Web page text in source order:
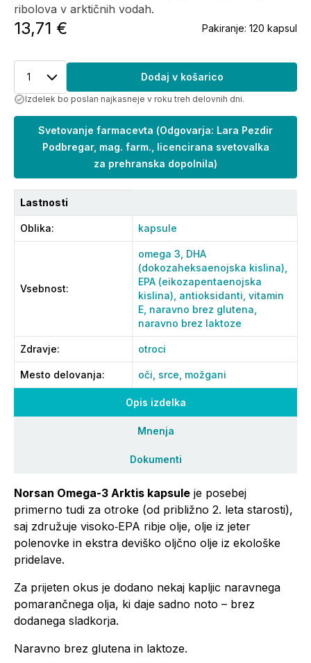
Opis izdelka
Mnenja
Dokumenti
Norsan Omega-3 Arktis kapsule je posebej
primerno tudi za otroke (od približno 2. leta starosti),
saj združuje visoko‑EPA ribje olje, olje iz jeter
polenovke in ekstra deviško oljčno olje iz ekološke
pridelave.
Za prijeten okus je dodano nekaj kapljic naravnega
pomarančnega olja, ki daje sadno noto – brez
dodanega sladkorja.
Naravno brez glutena in laktoze.
ribolova v arktičnih vodah.
13,71 € Pakiranje: 120 kapsul
1 Dodaj v košarico
Izdelek bo poslan najkasneje v roku treh delovnih dni.
Svetovanje farmacevta (Odgovarja: Lara Pezdir
Podbregar, mag. farm., licencirana svetovalka
za prehranska dopolnila)
Lastnosti
Oblika: kapsule
Vsebnost:
omega 3, DHA
(dokozaheksaenojska kislina),
EPA (eikozapentaenojska
kislina), antioksidanti, vitamin
E, naravno brez glutena,
naravno brez laktoze
Zdravje: otroci
Mesto delovanja: oči, srce, možgani